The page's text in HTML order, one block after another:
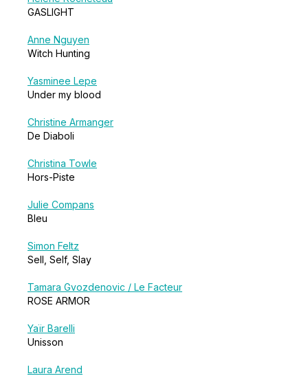
GASLIGHT
Anne Nguyen
Witch Hunting
Yasminee Lepe
Under my blood
Christine Armanger
De Diaboli
Christina Towle
Hors-Piste
Julie Compans
Bleu
Simon Feltz
Sell, Self, Slay
Tamara Gvozdenovic / Le Facteur
ROSE ARMOR
Yaïr Barelli
Unisson
Laura Arend